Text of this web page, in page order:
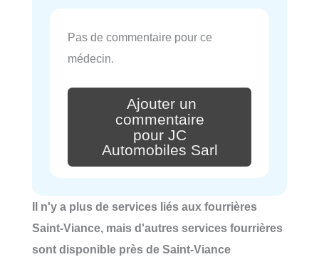
Pas de commentaire pour ce
médecin.
Ajouter un
commentaire
pour JC
Automobiles Sarl
Il n'y a plus de services liés aux fourrières
Saint-Viance, mais d'autres services fourrières
sont disponible près de Saint-Viance